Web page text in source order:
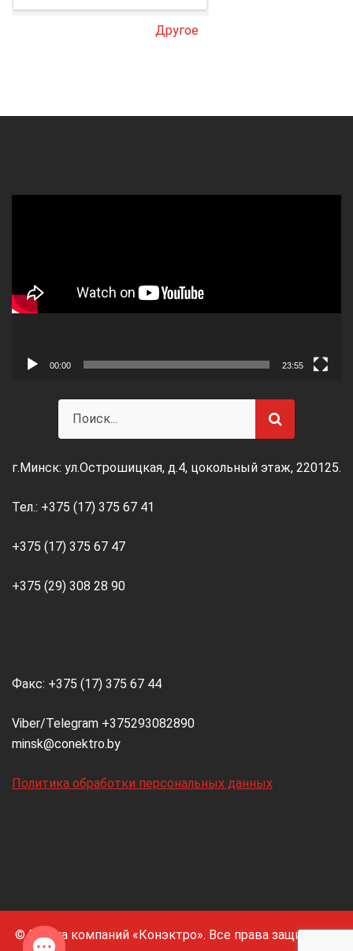
Другое
00:00 23:55
г.Минск: ул.Острошицкая, д.4, цокольный этаж, 220125.
Тел.: +375 (17) 375 67 41
+375 (17) 375 67 47
+375 (29) 308 28 90
Факс: +375 (17) 375 67 44
Viber/Telegram +375293082890
minsk@conektro.by
Политика обработки персональных данных
© Группа компаний «Конэктро». Все права защищены.